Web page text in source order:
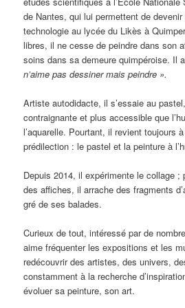
de Nantes, qui lui permettent de
technologie au lycée du Likès à
libres, il ne cesse de peindre dans son
soins dans sa demeure quimpéroise. Il
n’aime pas dessiner mais peindre ».
Artiste autodidacte, il s’essaie au
contraignante et plus accessible que
l’aquarelle. Pourtant, il revient toujours
prédilection : le pastel et la peinture à
Depuis 2014, il expérimente le collage
des affiches, il arrache des fragments
gré de ses balades.
Curieux de tout, intéressé par de
aime fréquenter les expositions et les
redécouvrir des artistes, des univers,
constamment à la recherche
évoluer sa peinture, son art.